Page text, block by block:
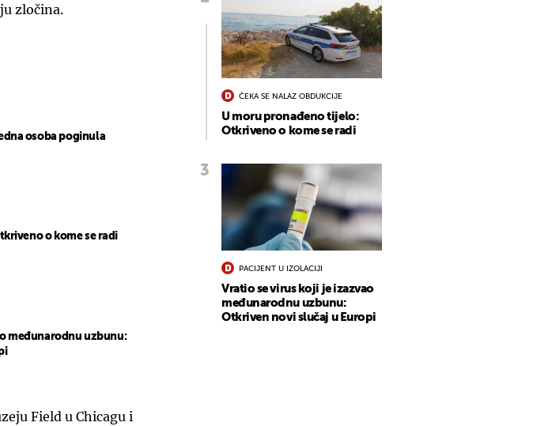
zločina.
osoba poginula
o kome se radi
međunarodnu uzbunu:
Field u Chicagu i
ČEKA SE NALAZ OBDUKCIJE
U moru pronađeno tijelo:
Otkriveno o kome se radi
PACIJENT U IZOLACIJI
Vratio se virus koji je izazvao
međunarodnu uzbunu:
Otkriven novi slučaj u Europi